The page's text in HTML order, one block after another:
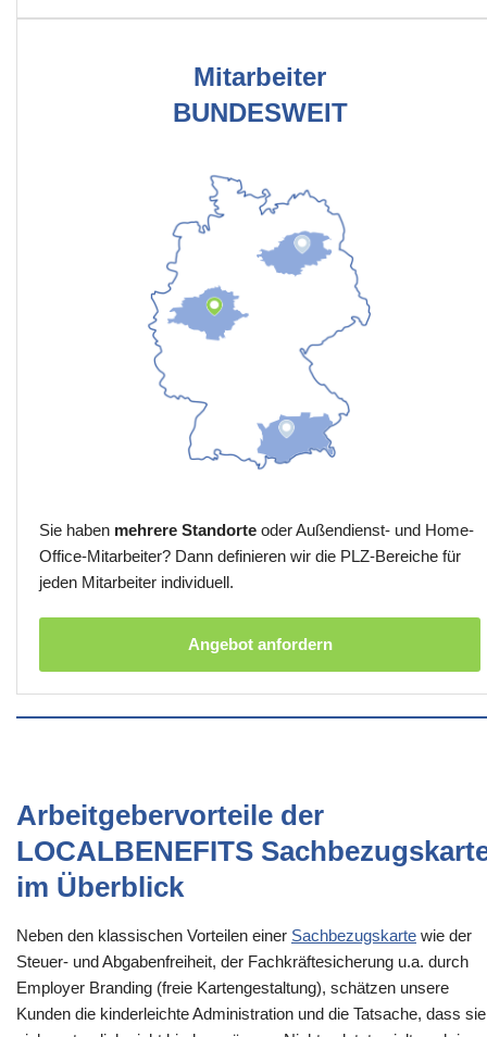
Mitarbeiter
BUNDESWEIT
Sie haben mehrere Standorte oder Außendienst- und Home-
Office-Mitarbeiter? Dann definieren wir die PLZ-Bereiche für
jeden Mitarbeiter individuell.
Angebot anfordern
Arbeitgebervorteile der
LOCALBENEFITS
im Überblick
Neben den klassischen Vorteilen einer Sachbezugskarte wie der
Steuer- und Abgabenfreiheit, der Fachkräftesicherung u.a. durch
Employer Branding (freie Kartengestaltung), schätzen unsere
Kunden die kinderleichte Administration und die Tatsache, dass sie